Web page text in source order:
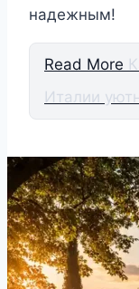
надежным!
Read More
Италии